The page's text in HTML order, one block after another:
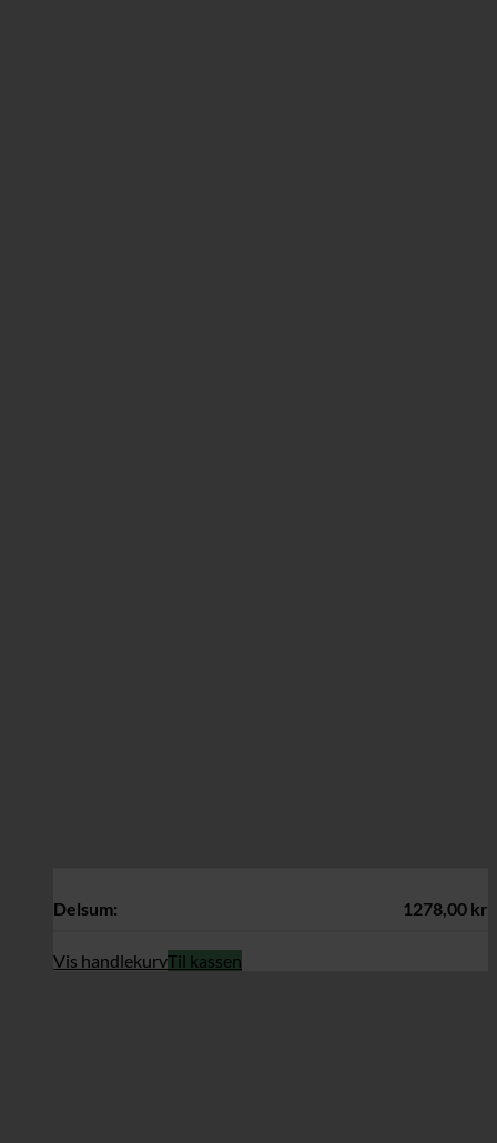
Delsum: 1278,00 kr
Vis handlekurvTil kassen